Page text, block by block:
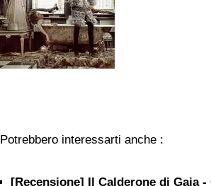
Potrebbero interessarti anche :
[Recensione] Il Calderone di Gaia -